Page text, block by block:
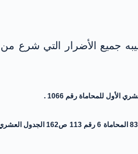
جميع الأضرار التي